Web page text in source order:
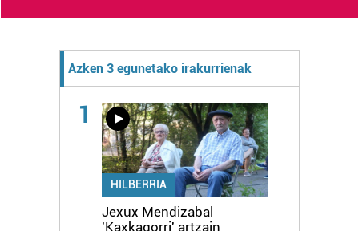
Azken 3 egunetako irakurrienak
1
HILBERRIA
Jexux Mendizabal
'Kaxkagorri' artzain